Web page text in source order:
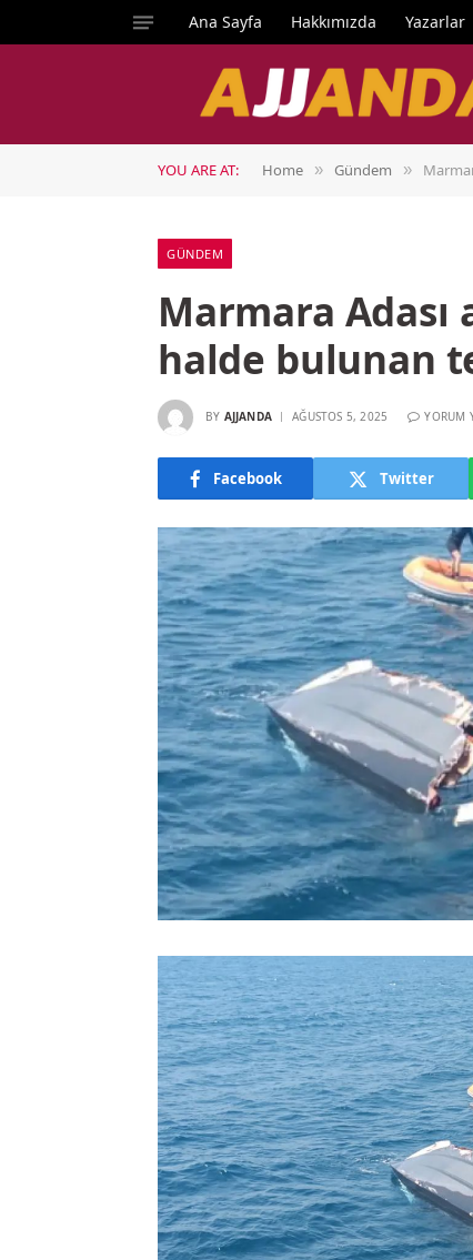
Ana Sayfa Hakkımızda Yazarlar
YOU ARE AT: Home » Gündem »
GÜNDEM
Marmara Adası
halde bulunan
BY AJJANDA AĞUSTOS 5, 2025 YORUM
Facebook Twitter